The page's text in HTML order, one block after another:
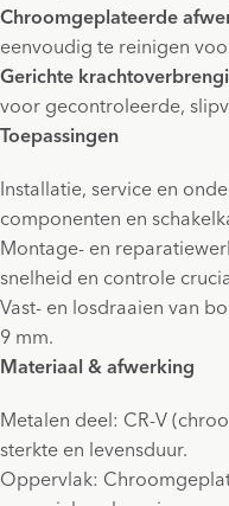
Chroomgeplateerde
eenvoudig te reinigen
Gerichte
voor gecontroleerde,
Toepassingen
Installatie, service en
componenten en
Montage- en
snelheid en controle
Vast- en losdraaien van
9 mm.
Materiaal & afwerking
Metalen deel: CR-V
sterkte en levensduur.
Oppervlak: